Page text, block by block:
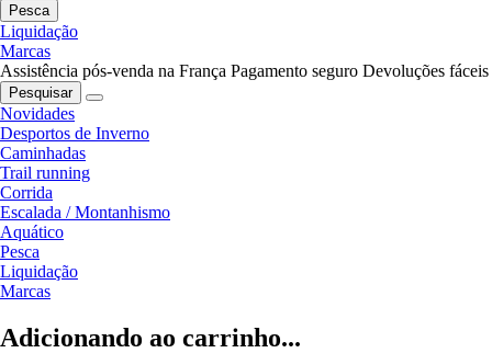
Pesca
Liquidação
Marcas
Assistência pós-venda na França Pagamento seguro Devoluções fáceis
Pesquisar
Novidades
Desportos de Inverno
Caminhadas
Trail running
Corrida
Escalada / Montanhismo
Aquático
Pesca
Liquidação
Marcas
Adicionando ao carrinho...